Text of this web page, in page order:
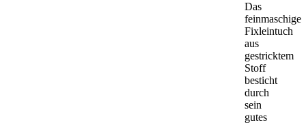
Das
feinmaschige
Fixleintuch
aus
gestricktem
Stoff
besticht
durch
sein
gutes